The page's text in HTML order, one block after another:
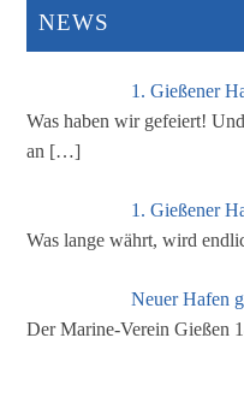
NEWS
1. Gießener
Was haben wir gefeiert!
an […]
1. Gießener
Was lange währt, wird
Neuer Hafen
Der Marine-Verein Gießen